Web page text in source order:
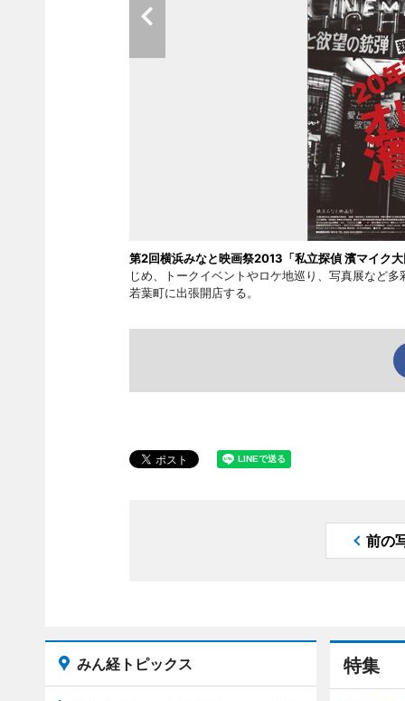
第2回横浜みなと映画祭2013「私立探偵 濱マイク
じめ、トークイベントやロケ地巡り、写真展など
若葉町に出張開店する。
前の
特集
みん経トピックス